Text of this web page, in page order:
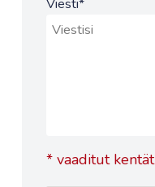
Viesti*
*vaaditut kentät